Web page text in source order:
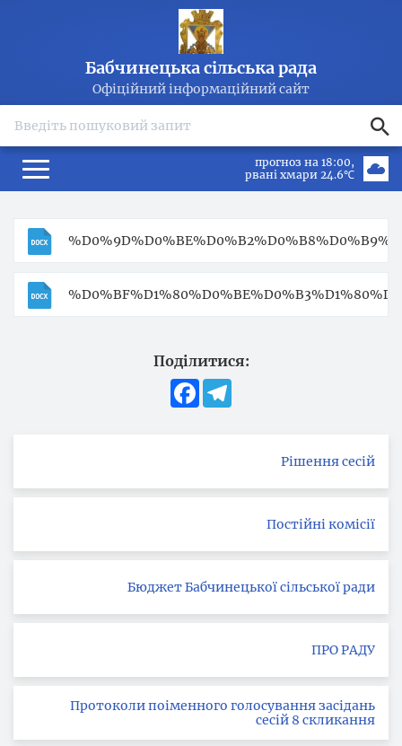
Бабчинецька сільська рада
Офіційний інформаційний сайт
прогноз на 18:00
рвані хмари 24.6℃
Поділитися:
Facebook
Рішення сесій
Постійні комісії
Бюджет Бабчинецької сільської ради
ПРО РАДУ
Протоколи поіменного голосування засідань
сесій 8 скликання